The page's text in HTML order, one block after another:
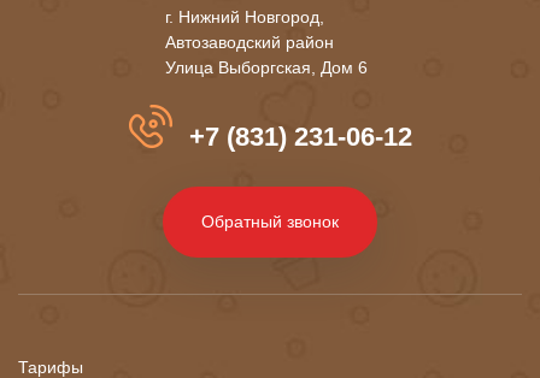
г. Нижний Новгород,
Автозаводский район
Улица Выборгская, Дом 6
+7 (831) 231-06-12
Обратный звонок
Тарифы